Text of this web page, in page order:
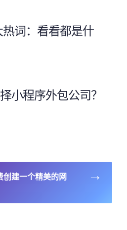
词：看看都是什
小程序外包公司？
建一个精美的网
→